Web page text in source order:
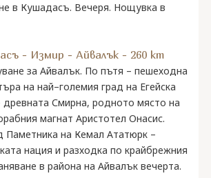
в Кушадасъ. Вечеря. Нощувка в
- Измир - Айвалък - 260 km
за Айвалък. По пътя – пешеходна
на най–големия град на Егейска
Смирна, родното място на
магнат Аристотел Онасис.
Паметника на Кемал Ататюрк –
нация и разходка по крайбрежния
в района на Айвалък вечерта.